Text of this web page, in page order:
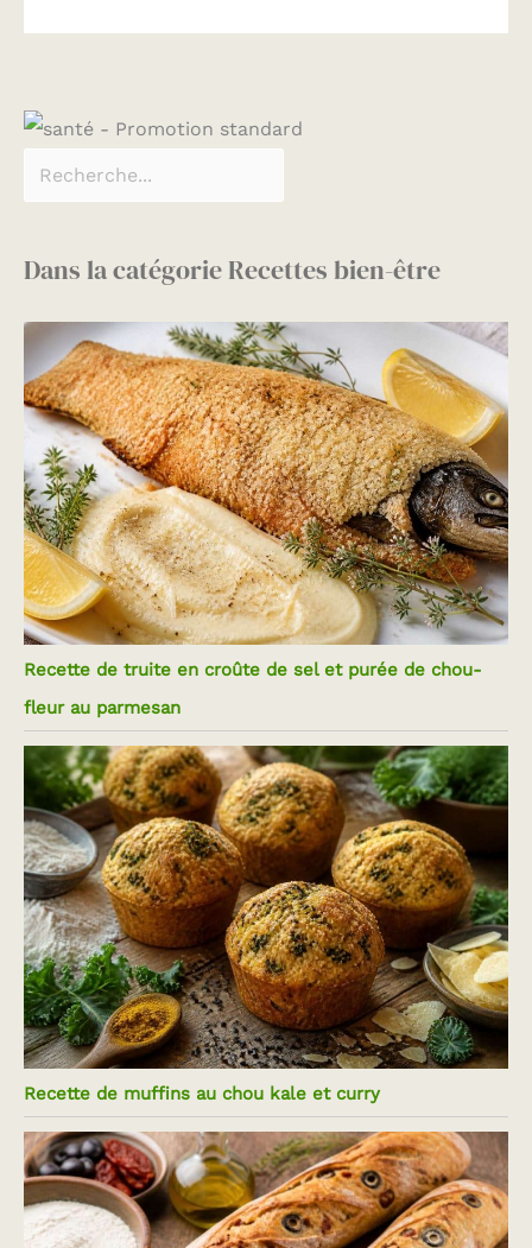
Dans la catégorie Recettes bien-être
Recette de truite en croûte de sel et purée de chou-
fleur au parmesan
Recette de muffins au chou kale et curry